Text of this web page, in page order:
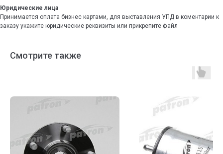
Юридические лица
Принимается оплата бизнес картами, для выставления УПД в коментарии к
заказу укажите юридические реквизиты или прикрепите файл
Смотрите также